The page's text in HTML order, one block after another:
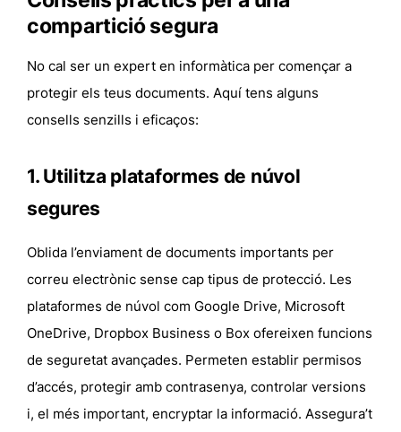
compartició segura
No cal ser un expert en informàtica per començar a
protegir els teus documents. Aquí tens alguns
consells senzills i eficaços:
1. Utilitza plataformes de núvol
segures
Oblida l’enviament de documents importants per
correu electrònic sense cap tipus de protecció. Les
plataformes de núvol com Google Drive, Microsoft
OneDrive, Dropbox Business o Box ofereixen funcions
de seguretat avançades. Permeten establir permisos
d’accés, protegir amb contrasenya, controlar versions
i, el més important, encryptar la informació. Assegura’t